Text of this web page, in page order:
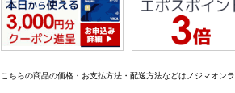
こちらの商品の価格・お支払方法・配送方法などはノジマオン